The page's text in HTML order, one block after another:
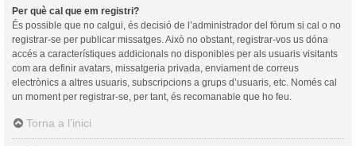
Per què cal que em registri?
És possible que no calgui, és decisió de l’administrador del fòrum si cal o no
registrar-se per publicar missatges. Això no obstant, registrar-vos us dóna
accés a característiques addicionals no disponibles per als usuaris visitants
com ara definir avatars, missatgeria privada, enviament de correus
electrònics a altres usuaris, subscripcions a grups d’usuaris, etc. Només cal
un moment per registrar-se, per tant, és recomanable que ho feu.
Torna a l’inici